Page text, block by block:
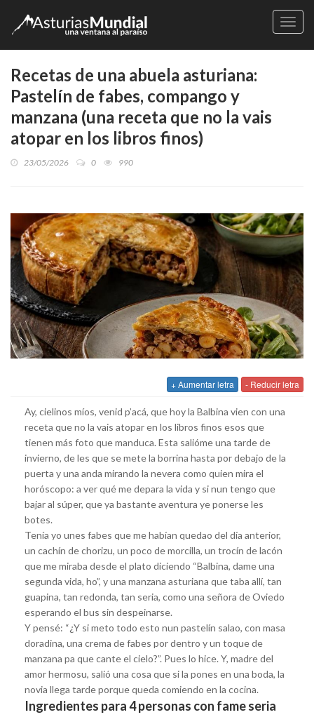
Recetas de una abuela asturiana:
Pastelín de fabes, compango y
manzana (una receta que no la vais
atopar en los libros finos)
23/05/2026 0 990
+ Aumentar letra - Reducir letra
Ay, cielinos míos, venid p’acá, que hoy la Balbina vien con una
receta que no la vais atopar en los libros finos esos que
tienen más foto que manduca. Esta salióme una tarde de
invierno, de les que se mete la borrina hasta por debajo de la
puerta y una anda mirando la nevera como quien mira el
horóscopo: a ver qué me depara la vida y si nun tengo que
bajar al súper, que ya bastante aventura ye ponerse les
botes.
Tenía yo unes fabes que me habían quedao del día anterior,
un cachín de chorizu, un poco de morcilla, un trocín de lacón
que me miraba desde el plato diciendo “Balbina, dame una
segunda vida, ho”, y una manzana asturiana que taba allí, tan
guapina, tan redonda, tan seria, como una señora de Oviedo
esperando el bus sin despeinarse.
Y pensé: “¿Y si meto todo esto nun pastelín salao, con masa
doradina, una crema de fabes por dentro y un toque de
manzana pa que cante el cielo?”. Pues lo hice. Y, madre del
amor hermosu, salió una cosa que si la pones en una boda, la
novia llega tarde porque queda comiendo en la cocina.
Ingredientes para 4 personas con fame seria